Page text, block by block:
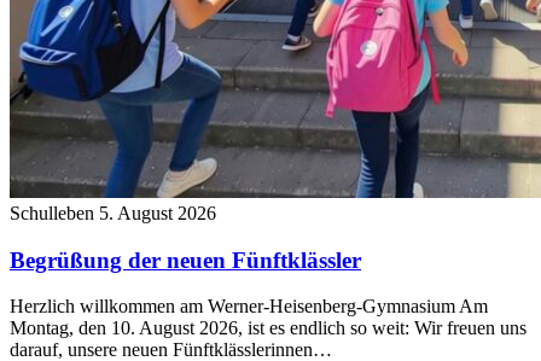
Schulleben 5. August 2026
Begrüßung der neuen Fünftklässler
Herzlich willkommen am Werner-Heisenberg-Gymnasium Am
Montag, den 10. August 2026, ist es endlich so weit: Wir freuen uns
darauf, unsere neuen Fünftklässlerinnen…